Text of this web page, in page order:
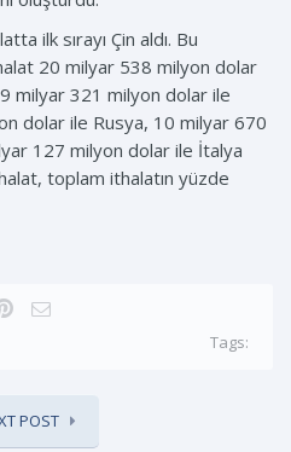
ilk sırayı Çin aldı. Bu
20 milyar 538 milyon dolar
milyar 321 milyon dolar ile
dolar ile Rusya, 10 milyar 670
127 milyon dolar ile İtalya
toplam ithalatın yüzde
Tags:
POST